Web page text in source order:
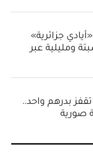
جزائرية»
ومليلية عبر
بدرهم واحد..
صورية